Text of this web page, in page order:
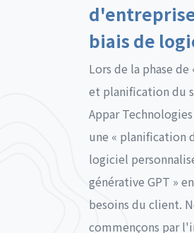
biais de
Lors de la phase
et planification du
Appar
une « planification
logiciel
générative GPT »
besoins du client.
commençons par